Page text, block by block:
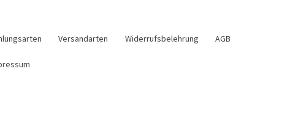
Versandarten Widerrufsbelehrung AGB